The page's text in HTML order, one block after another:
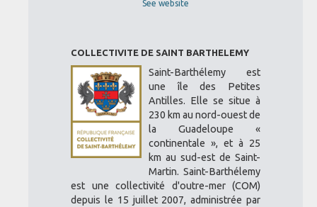
See website
COLLECTIVITE DE SAINT BARTHELEMY
Saint-Barthélemy est
une île des Petites
Antilles. Elle se situe à
230 km au nord-ouest de
la Guadeloupe «
continentale », et à 25
km au sud-est de Saint-
Martin. Saint-Barthélemy
est une collectivité d'outre-mer (COM)
depuis le 15 juillet 2007, administrée par